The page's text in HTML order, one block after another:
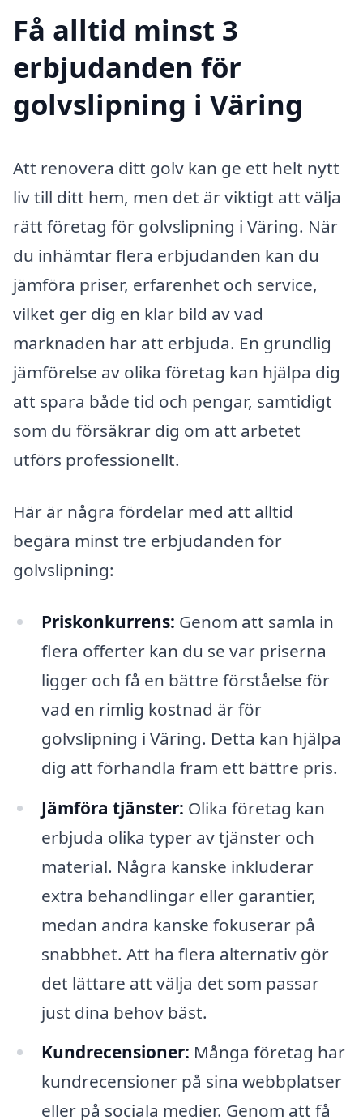
Få alltid minst 3
erbjudanden för
golvslipning i Väring
Att renovera ditt golv kan ge ett helt nytt
liv till ditt hem, men det är viktigt att välja
rätt företag för golvslipning i Väring. När
du inhämtar flera erbjudanden kan du
jämföra priser, erfarenhet och service,
vilket ger dig en klar bild av vad
marknaden har att erbjuda. En grundlig
jämförelse av olika företag kan hjälpa dig
att spara både tid och pengar, samtidigt
som du försäkrar dig om att arbetet
utförs professionellt.
Här är några fördelar med att alltid
begära minst tre erbjudanden för
golvslipning:
Priskonkurrens: Genom att samla in
flera offerter kan du se var priserna
ligger och få en bättre förståelse för
vad en rimlig kostnad är för
golvslipning i Väring. Detta kan hjälpa
dig att förhandla fram ett bättre pris.
Jämföra tjänster: Olika företag kan
erbjuda olika typer av tjänster och
material. Några kanske inkluderar
extra behandlingar eller garantier,
medan andra kanske fokuserar på
snabbhet. Att ha flera alternativ gör
det lättare att välja det som passar
just dina behov bäst.
Kundrecensioner: Många företag har
kundrecensioner på sina webbplatser
eller på sociala medier. Genom att få